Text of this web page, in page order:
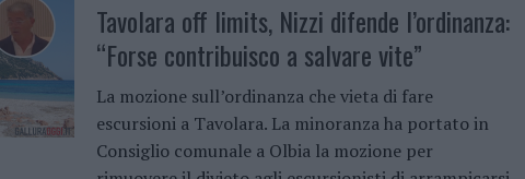
Tavolara off limits, Nizzi difende l’ordinanza:
“Forse contribuisco a salvare vite”
La mozione sull’ordinanza che vieta di fare
escursioni a Tavolara. La minoranza ha portato in
Consiglio comunale a Olbia la mozione per